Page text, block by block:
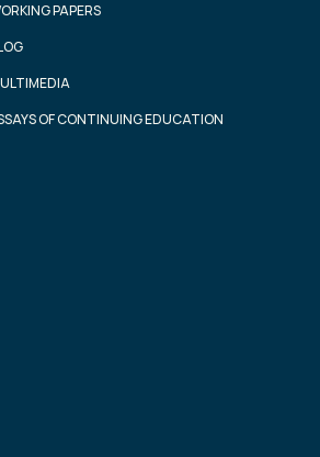
PAPERS
OF CONTINUING EDUCATION